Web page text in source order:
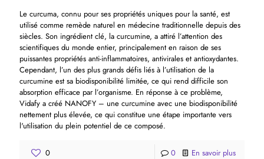
Le curcuma, connu pour ses propriétés uniques pour la santé, est
utilisé comme remède naturel en médecine traditionnelle depuis des
siècles. Son ingrédient clé, la curcumine, a attiré l’attention des
scientifiques du monde entier, principalement en raison de ses
puissantes propriétés anti-inflammatoires, antivirales et antioxydantes.
Cependant, l’un des plus grands défis liés à l’utilisation de la
curcumine est sa biodisponibilité limitée, ce qui rend difficile son
absorption efficace par l’organisme. En réponse à ce problème,
Vidafy a créé NANOFY – une curcumine avec une biodisponibilité
nettement plus élevée, ce qui constitue une étape importante vers
l'utilisation du plein potentiel de ce composé.
0 0 En savoir plus